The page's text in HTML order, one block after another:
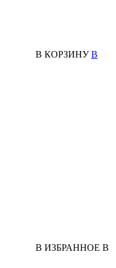
В КОРЗИНУ В
В ИЗБРАННОЕ В